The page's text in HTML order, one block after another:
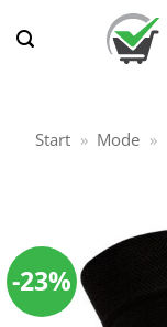
Inhalt
Start » Mode »
-23%